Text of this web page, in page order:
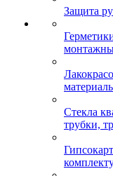
Защита
Стекла
трубки,